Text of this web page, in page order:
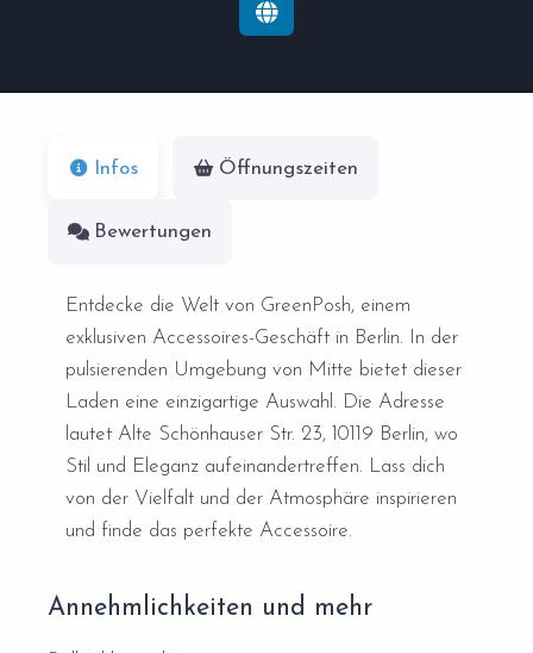
Infos Öffnungszeiten
Bewertungen
Entdecke die Welt von GreenPosh, einem
exklusiven Accessoires-Geschäft in Berlin. In der
pulsierenden Umgebung von Mitte bietet dieser
Laden eine einzigartige Auswahl. Die Adresse
lautet Alte Schönhauser Str. 23, 10119 Berlin, wo
Stil und Eleganz aufeinandertreffen. Lass dich
von der Vielfalt und der Atmosphäre inspirieren
und finde das perfekte Accessoire.
Annehmlichkeiten und mehr